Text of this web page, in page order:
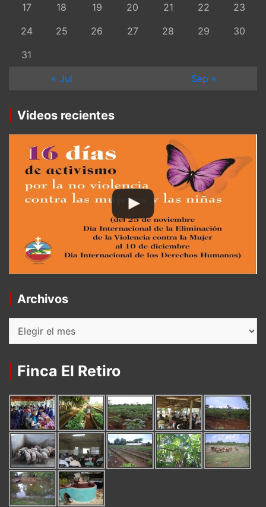
17
18 19 20 21 22
23
24
25 26 27 28 29
30
31
« Jul
Sep »
Videos recientes
Archivos
Finca El Retiro